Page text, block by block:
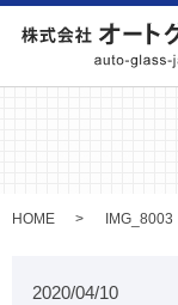
HOME IMG_8003
2020/04/10